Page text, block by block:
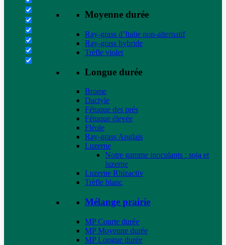
Moyenne durée
Ray-grass d’Italie non-alternatif
Ray-grass hybride
Trèfle violet
Longue durée
Brome
Dactyle
Fétuque des prés
Fétuque élevée
Fléole
Ray-grass Anglais
Luzerne
Notre gamme inoculants : soja et
luzerne
Luzerne Rhizactiv
Trèfle blanc
Mélange prairie
MP Courte durée
MP Moyenne durée
MP Longue durée